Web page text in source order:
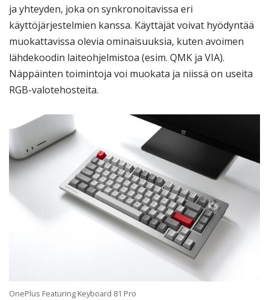
ja yhteyden, joka on synkronoitavissa eri
käyttöjärjestelmien kanssa. Käyttäjät voivat hyödyntää
muokattavissa olevia ominaisuuksia, kuten avoimen
lähdekoodin laiteohjelmistoa (esim. QMK ja VIA).
Näppäinten toimintoja voi muokata ja niissä on useita
RGB-valotehosteita.
OnePlus Featuring Keyboard 81 Pro